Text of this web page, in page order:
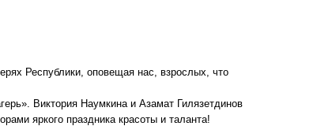
Республики, оповещая нас, взрослых, что
Виктория Наумкина и Азамат Гилязетдинов
яркого праздника красоты и таланта!